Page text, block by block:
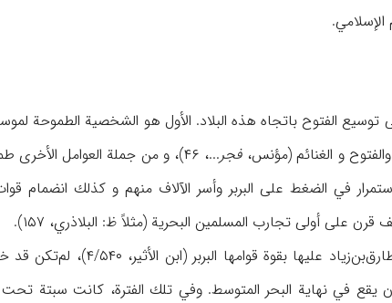
عديدة في أواخر القرن ۱ه‍ تدفع إلى توسيع الفتوح باتجاه هذه البلاد. الأول هو
و الغنائم (مؤنس، فجر
...، ۴۶)، و من جملة العوامل
الاستمرار في الضغط على البربر وأسر الآلاف منهم و كذلك انضمام
و عندما استولى موسى بن نصير على
في نهاية البحر المتوسط. وفي تلك الفترة، كانت سبتة تحت